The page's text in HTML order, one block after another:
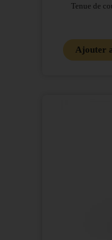
Tenue de
Ajouter